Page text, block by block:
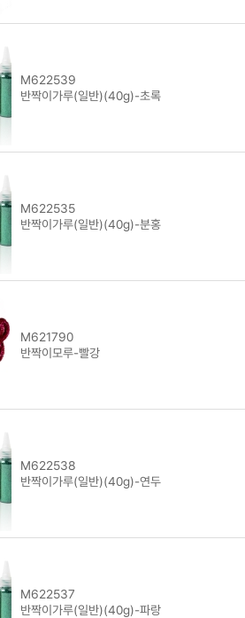
M622539
반짝이가루(일반)(40g)-초록
M622535
반짝이가루(일반)(40g)-분홍
M621790
반짝이모루-빨강
M622538
반짝이가루(일반)(40g)-연두
M622537
반짝이가루(일반)(40g)-파랑